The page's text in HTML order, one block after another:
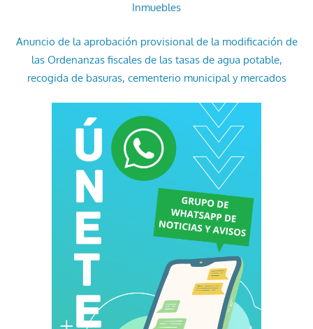
Inmuebles
Anuncio de la aprobación provisional de la modificación de
las Ordenanzas fiscales de las tasas de agua potable,
recogida de basuras, cementerio municipal y mercados